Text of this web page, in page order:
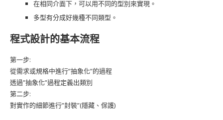
關於LSP的使用時機
LSP討論事項
介面隔離原則ISP
常見的設計問題
關於ISP的使用時機
在相同介面下，可以用不同的型別來實現。
多型有分成好幾種不同類型。
程式設計的基本流程
第一步:
從需求或規格中進行”抽象化”的過程
透過”抽象化”過程定義出類別
第二步:
對實作的細節進行”封裝”(隱藏、保護)